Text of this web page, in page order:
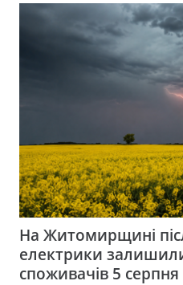
На Житомирщині
електрики
споживачів 5 серпня